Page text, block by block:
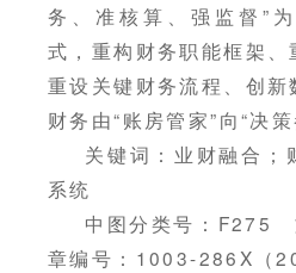
务、准核算、强监督”
式，重构财务职能框架、
重设关键财务流程、创
财务由“账房管家”向“决策
关键词：业财融合；
系统
中图分类号：F275
章编号：1003-286X（